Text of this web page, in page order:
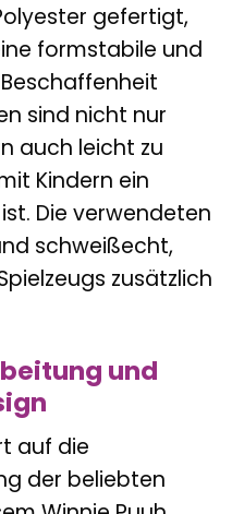
gefertigt,
formstabile und
sind nicht nur
auch leicht zu
Kindern ein
Die verwendeten
schweißecht,
zusätzlich
und
auf die
der beliebten